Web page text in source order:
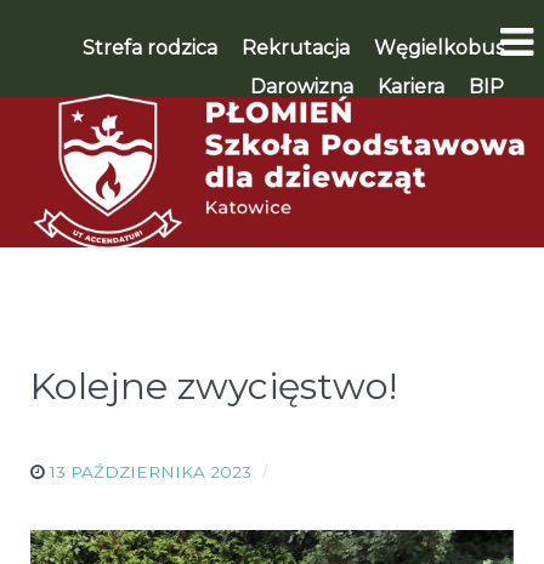
Strefa rodzica Rekrutacja
Węgielkobus
Darowizna
Kariera BIP
WSPIERAM 🡪
Kolejne zwycięstwo!
13 PAŹDZIERNIKA 2023